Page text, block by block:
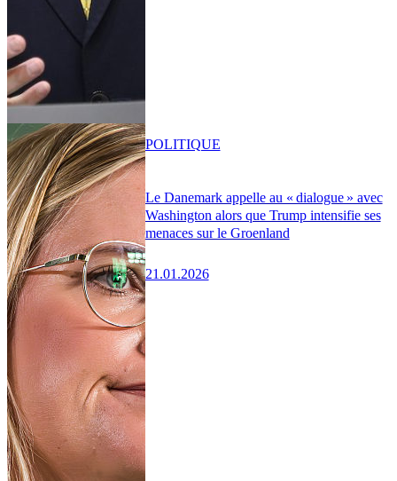
Le Danemark appelle au « dialogue » avec
Washington alors que Trump intensifie ses
menaces sur le Groenland
21.01.2026
POLITIQUE